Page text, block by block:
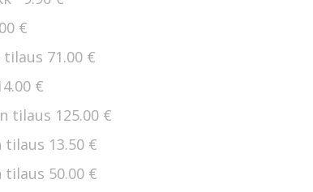
€
tilaus 71.00 €
€
tilaus 125.00 €
tilaus 13.50 €
tilaus 50.00 €